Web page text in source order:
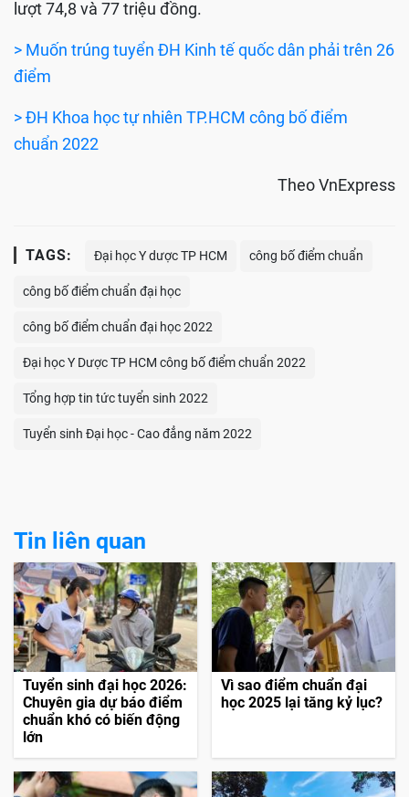
lượt 74,8 và 77 triệu đồng.
> Muốn trúng tuyển ĐH Kinh tế quốc dân phải trên 26
điểm
> ĐH Khoa học tự nhiên TP.HCM công bố điểm
chuẩn 2022
Theo VnExpress
TAGS: Đại học Y dược TP HCM công bố điểm chuẩn
công bố điểm chuẩn đại học
công bố điểm chuẩn đại học 2022
Đại học Y Dược TP HCM công bố điểm chuẩn 2022
Tổng hợp tin tức tuyển sinh 2022
Tuyển sinh Đại học - Cao đẳng năm 2022
Tin liên quan
Tuyển sinh đại học 2026:
Chuyên gia dự báo điểm
chuẩn khó có biến động
lớn
Vì sao điểm chuẩn đại
học 2025 lại tăng kỷ lục?